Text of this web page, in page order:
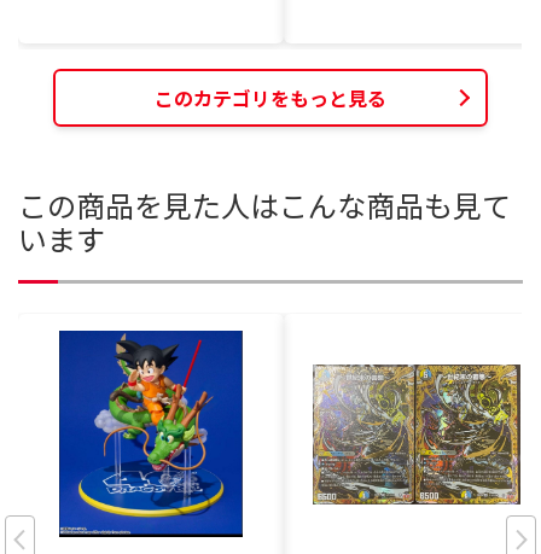
このカテゴリをもっと見る
この商品を見た人はこんな商品も見て
います